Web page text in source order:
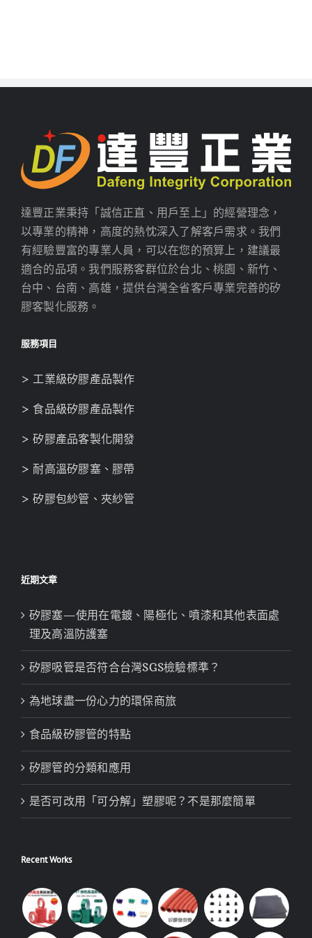
達豐正業秉持「誠信正直、用戶至上」的經營理念，
以專業的精神，高度的熱忱深入了解客戶需求。我們
有經驗豐富的專業人員，可以在您的預算上，建議最
適合的品項。我們服務客群位於台北、桃園、新竹、
台中、台南、高雄，提供台灣全省客戶專業完善的矽
膠客製化服務。
服務項目
> 工業級矽膠產品製作
> 食品級矽膠產品製作
> 矽膠產品客製化開發
> 耐高溫矽膠塞、膠帶
> 矽膠包紗管、夾紗管
近期文章
矽膠塞—使用在電鍍、陽極化、噴漆和其他表面處
理及高溫防護塞
矽膠吸管是否符合台灣SGS檢驗標準？
為地球盡一份心力的環保商旅
食品級矽膠管的特點
矽膠管的分類和應用
是否可改用「可分解」塑膠呢？不是那麼簡單
Recent Works